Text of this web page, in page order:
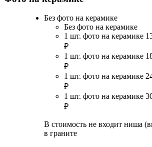
Без фото на керамике
Без фото на керамике
1 шт. фото на керамике
₽
1 шт. фото на керамике
₽
1 шт. фото на керамике
₽
1 шт. фото на керамике
₽
В стоимость не входит ниша
в граните